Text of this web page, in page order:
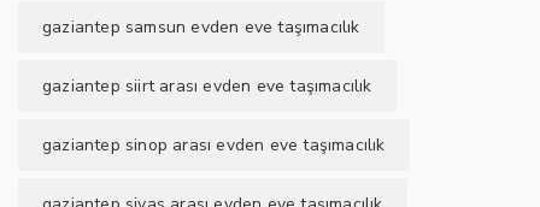
gaziantep samsun evden eve taşımacılık
gaziantep siirt arası evden eve taşımacılık
gaziantep sinop arası evden eve taşımacılık